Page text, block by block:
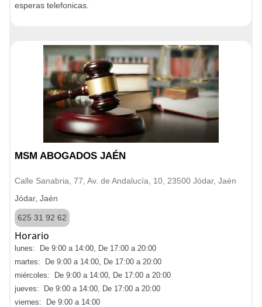
esperas telefonicas.
MSM ABOGADOS JAÉN
Calle Sanabria, 77, Av. de Andalucía, 10, 23500 Jódar, Jaén
Jódar, Jaén
625 31 92 62
Horario
lunes: De 9:00 a 14:00, De 17:00 a 20:00
martes: De 9:00 a 14:00, De 17:00 a 20:00
miércoles: De 9:00 a 14:00, De 17:00 a 20:00
jueves: De 9:00 a 14:00, De 17:00 a 20:00
viernes: De 9:00 a 14:00